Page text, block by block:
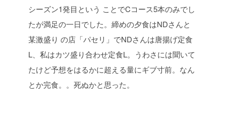
シーズン1発目という ことでCコース5本のみでし
たが満足の一日でした。締めの夕食はNDさんと
某激盛り の店「パセリ」でNDさんは唐揚げ定食
L、私はカツ盛り合わせ定食L。うわさには聞いて
たけど予想をはるかに超える量にギブ寸前。なん
とか完食。。死ぬかと思った。